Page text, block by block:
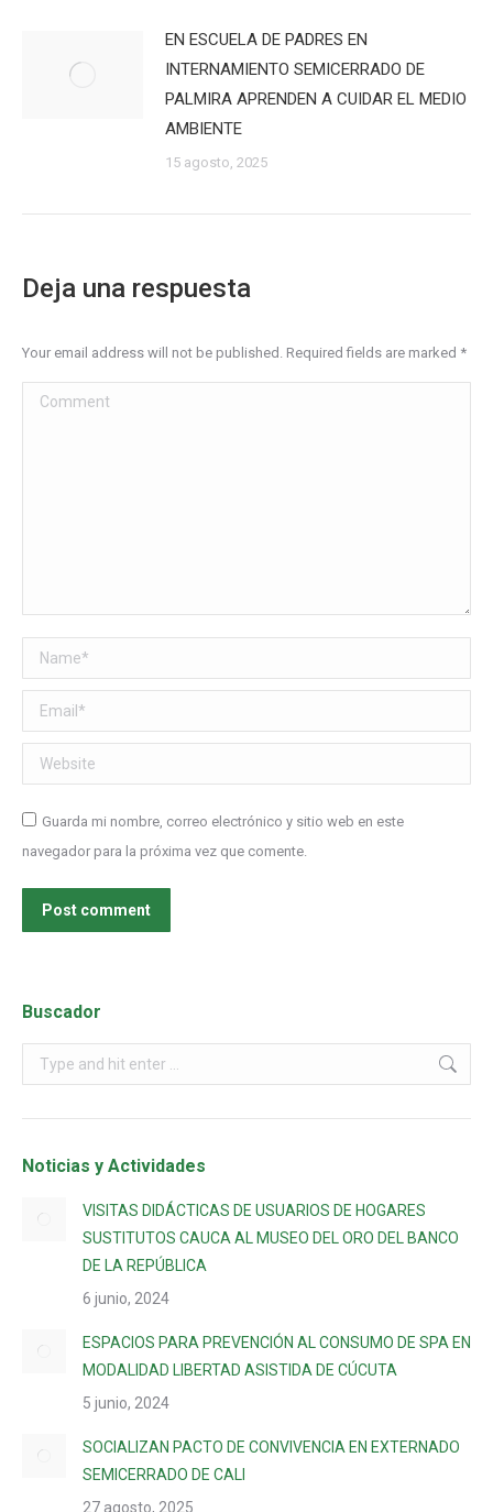
EN ESCUELA DE PADRES EN
INTERNAMIENTO SEMICERRADO DE
PALMIRA APRENDEN A CUIDAR EL MEDIO
AMBIENTE
15 agosto, 2025
Deja una respuesta
Your email address will not be published. Required fields are marked *
Comment
Name *
Email *
Website
Guarda mi nombre, correo electrónico y sitio web en este
navegador para la próxima vez que comente.
Post comment
Buscador
Noticias y Actividades
VISITAS DIDÁCTICAS DE USUARIOS DE HOGARES
SUSTITUTOS CAUCA AL MUSEO DEL ORO DEL BANCO
DE LA REPÚBLICA
6 junio, 2024
ESPACIOS PARA PREVENCIÓN AL CONSUMO DE SPA EN
MODALIDAD LIBERTAD ASISTIDA DE CÚCUTA
5 junio, 2024
SOCIALIZAN PACTO DE CONVIVENCIA EN EXTERNADO
SEMICERRADO DE CALI
27 agosto, 2025